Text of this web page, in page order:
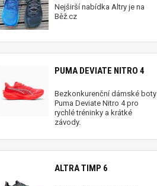
Nejširší nabídka Altry je na
Běž.cz
PUMA DEVIATE NITRO 4
Bezkonkurenční dámské boty
Puma Deviate Nitro 4 pro
rychlé tréninky a krátké
závody.
ALTRA TIMP 6